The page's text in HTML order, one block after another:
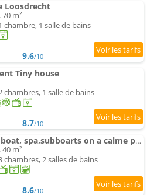
Loosdrecht
m²
chambre, 1 salle de bains
9.6/10
Tiny house
chambres, 1 salle de bains
8.7/10
Cabana incl boat, spa,subboarts on a calme park avec private parking
m²
chambres, 2 salles de bains
8.6/10